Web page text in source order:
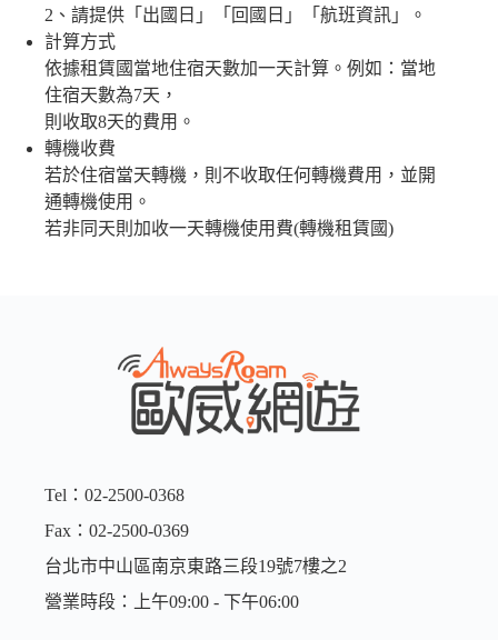
2、請提供「出國日」「回國日」「航班資訊」。
計算方式
依據租賃國當地住宿天數加一天計算。例如：當地
住宿天數為7天，
則收取8天的費用。
轉機收費
若於住宿當天轉機，則不收取任何轉機費用，並開
通轉機使用。
若非同天則加收一天轉機使用費(轉機租賃國)
Tel：02-2500-0368
Fax：02-2500-0369
台北市中山區南京東路三段19號7樓之2
營業時段：上午09:00 - 下午06:00